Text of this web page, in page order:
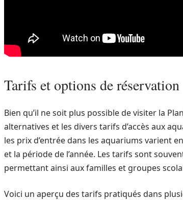
Tarifs et options de réservation
Bien qu’il ne soit plus possible de visiter la
alternatives et les divers tarifs d’accès aux
les prix d’entrée dans les aquariums varient
et la période de l’année. Les tarifs sont
permettant ainsi aux familles et groupes
Voici un aperçu des tarifs pratiqués dans